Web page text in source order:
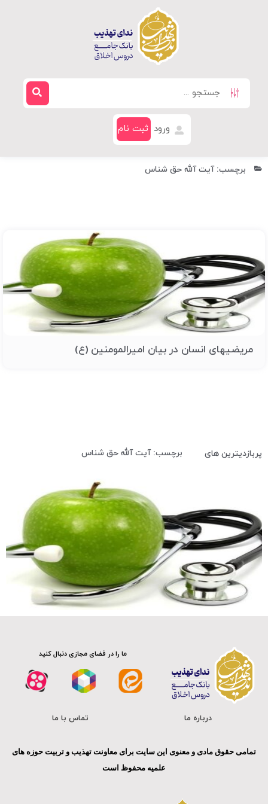
ورود ثبت نام
برچسب: آیت آلله حق شناس
مریضیهای انسان در بیان امیرالمومنین (ع)
پربازدیترین های برچسب: آیت آلله حق شناس
صوت
ما را در فضای مجازی دنبال کنید
درباره ما تماس با ما
تمامی حقوق مادی و معنوی این سایت برای معاونت تهذیب و تربیت حوزه های
علمیه محفوظ است